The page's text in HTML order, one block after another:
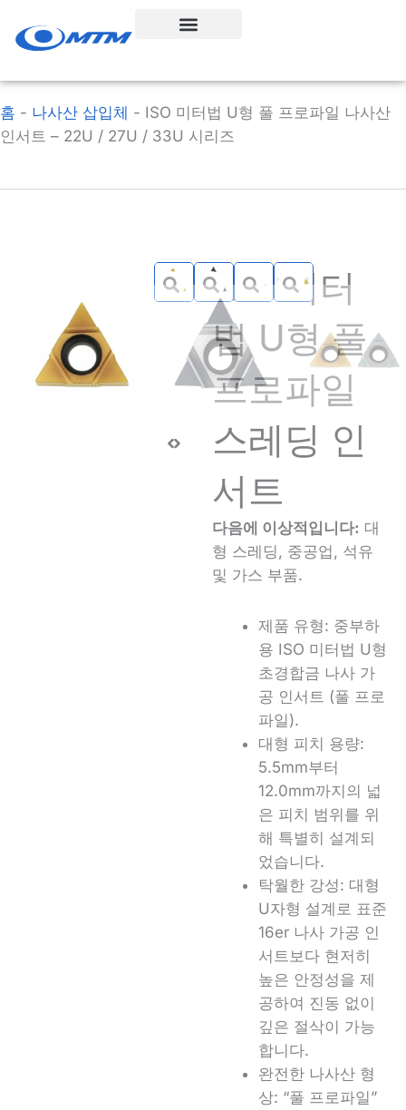
로
건
너
홈 - 나사산 삽입체 - ISO 미터법 U형 풀 프로파일 나사산
인서트 – 22U / 27U / 33U 시리즈
ISO 미터
법 U형 풀
프로파일
스레딩 인
서트
다음에 이상적입니다: 대
형 스레딩, 중공업, 석유
및 가스 부품.
제품 유형: 중부하
용 ISO 미터법 U형
초경합금 나사 가
공 인서트 (풀 프로
파일).
대형 피치 용량:
5.5mm부터
12.0mm까지의 넓
은 피치 범위를 위
해 특별히 설계되
었습니다.
탁월한 강성: 대형
U자형 설계로 표준
16er 나사 가공 인
서트보다 현저히
높은 안정성을 제
공하여 진동 없이
깊은 절삭이 가능
합니다.
완전한 나사산 형
상: “풀 프로파일”